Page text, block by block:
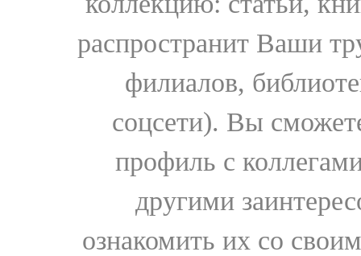
распространит Ваши
филиалов,
соцсети). Вы
профиль с
другими
ознакомить их со